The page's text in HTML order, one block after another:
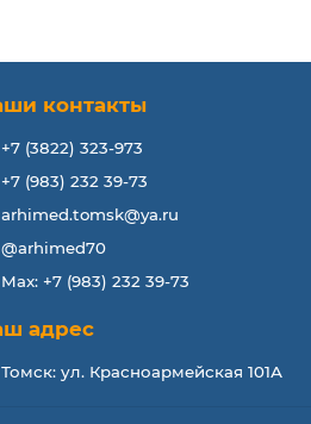
контакты
+7 (3822) 323-973
+7 (983) 232 39-73
arhimed.tomsk@ya.ru
@arhimed70
Max: +7 (983) 232 39-73
адрес
Томск: ул. Красноармейская 101А